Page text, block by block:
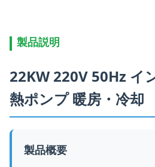
製品説明
22KW 220V 50Hz イ
熱ポンプ 暖房・冷却
製品概要